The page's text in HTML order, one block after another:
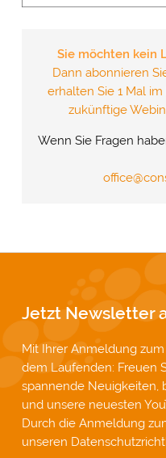
Sie möchten kein
Dann abonnieren
erhalten Sie 1 Mal
zukünftige
Wenn Sie Fragen
Jetzt Newsletter
Mit Ihrer Anmeldung
dem Laufenden: Freuen
spannende Neuigkeiten,
und unsere neuesten
Durch die Anmeldung
unseren